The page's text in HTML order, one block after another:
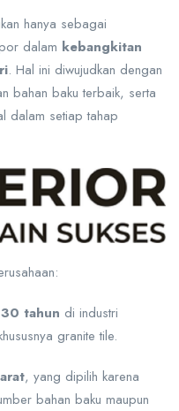
hanya sebagai
dalam kebangkitan
. Hal ini diwujudkan dengan
bahan baku terbaik, serta
dalam setiap tahap
tahun di industri
granite tile.
, yang dipilih karena
bahan baku maupun